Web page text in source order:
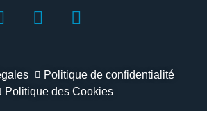
Politique de confidentialité
Politique des Cookies